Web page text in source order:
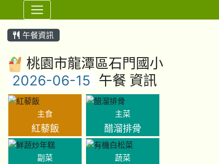
⏸
午餐資訊
桃園市龍潭區石門國小
午餐 資訊
主食
紅藜飯
主菜
醋溜排骨
副菜 蔬菜